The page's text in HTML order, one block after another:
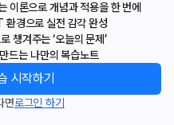
론으로 개념과 적용을 한 번에
환경으로 실전 감각 완성
챙겨주는 ‘오늘의 문제’
드는 나만의 복습노트
시작하기
면로그인 하기